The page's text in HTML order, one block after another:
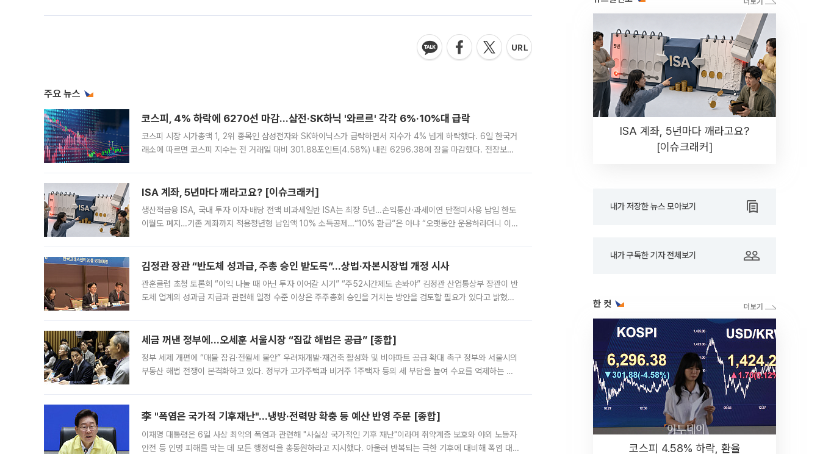
주요 뉴스
코스피, 4% 하락에 6270선 마감…삼전·SK하닉 '와르르' 각각 6%·10%대 급락
코스피 시장 시가총액 1, 2위 종목인 삼성전자와 SK하이닉스가 급락하면서 지수가 4% 넘게 하락했다. 6일 한국거
래소에 따르면 코스피 지수는 전 거래일 대비 301.88포인트(4.58%) 내린 6296.38에 장을 마감했다. 전장보다
ISA 계좌, 5년마다 깨라고요? [이슈크래커]
생산적금융 ISA, 국내 투자 이자·배당 전액 비과세일반 ISA는 최장 5년…손익통산·과세이연 단절미사용 납입 한도
이월도 폐지…기존 계좌까지 적용청년형 납입액 10% 소득공제…“10% 환급”은 아냐 “오랫동안 운용하라더니 이제
김정관 장관 “반도체 성과급, 주총 승인 받도록”…상법·자본시장법 개정 시사
관훈클럽 초청 토론회 “이익 나눌 때 아닌 투자 이어갈 시기” “주52시간제도 손봐야” 김정관 산업통상부 장관이 반
도체 업계의 성과급 지급과 관련해 일정 수준 이상은 주주총회 승인을 거치는 방안을 검토할 필요가 있다고 밝혔다.
세금 꺼낸 정부에…오세훈 서울시장 “집값 해법은 공급” [종합]
정부 세제 개편에 “매물 잠김·전월세 불안” 우려재개발·재건축 활성화 및 비아파트 공급 확대 촉구 정부와 서울시의
부동산 해법 전쟁이 본격화하고 있다. 정부가 고가주택과 비거주 1주택자 등의 세 부담을 높여 수요를 억제하는 카
李 "폭염은 국가적 기후재난"…냉방·전력망 확충 등 예산 반영 주문 [종합]
이재명 대통령은 6일 사상 최악의 폭염과 관련해 "사실상 국가적인 기후 재난"이라며 취약계층 보호와 야외 노동자
안전 등 인명 피해를 막는 데 모든 행정력을 총동원하라고 지시했다. 아울러 반복되는 극한 기후에 대비해 폭염 대응
ISA 계좌, 5년마다 깨라고요?
[이슈크래커]
내가 저장한 뉴스 모아보기
내가 구독한 기자 전체보기
한 컷
코스피 4.58% 하락, 환율